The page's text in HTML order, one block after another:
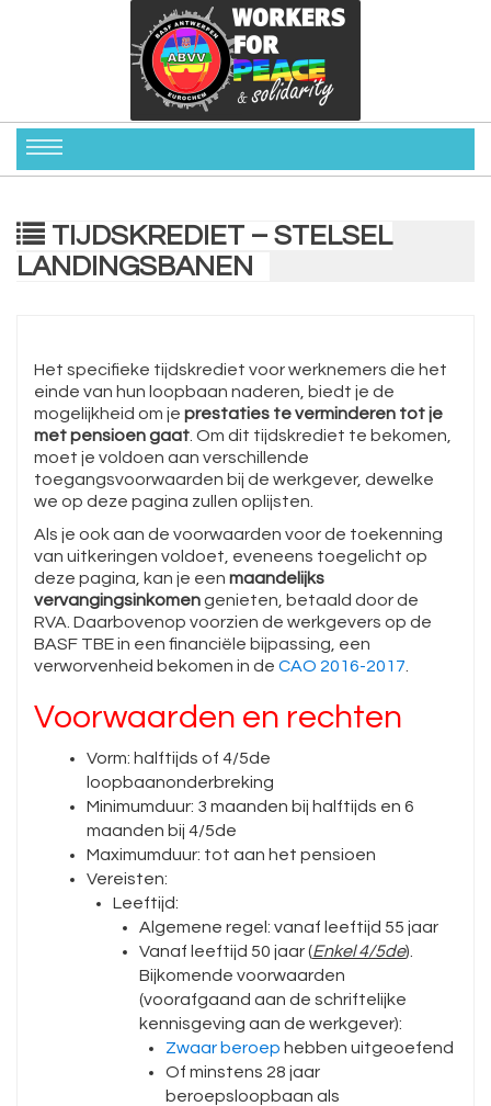
TIJDSKREDIET – STELSEL
LANDINGSBANEN
Het specifieke tijdskrediet voor werknemers die het
einde van hun loopbaan naderen, biedt je de
mogelijkheid om je prestaties te verminderen tot je
met pensioen gaat . Om dit tijdskrediet te bekomen,
moet je voldoen aan verschillende
toegangsvoorwaarden bij de werkgever, dewelke
we op deze pagina zullen oplijsten.
Als je ook aan de voorwaarden voor de toekenning
van uitkeringen voldoet, eveneens toegelicht op
deze pagina, kan je een maandelijks
vervangingsinkomengenieten, betaald door de
RVA. Daarbovenop voorzien de werkgevers op de
BASF TBE in een financiële bijpassing, een
verworvenheid bekomen in de CAO 2016-2017
Voorwaarden en rechten
Vorm: halftijds of 4/5de
loopbaanonderbreking
Minimumduur: 3 maanden bij halftijds en 6
maanden bij 4/5de
Maximumduur: tot aan het pensioen
Vereisten:
Leeftijd:
Algemene regel: vanaf leeftijd 55 jaar
Vanaf leeftijd 50 jaar (Enkel 4/5de).
Bijkomende voorwaarden
(voorafgaand aan de schriftelijke
kennisgeving aan de werkgever):
Zwaar beroep hebben uitgeoefend
Of minstens 28 jaar
beroepsloopbaan als